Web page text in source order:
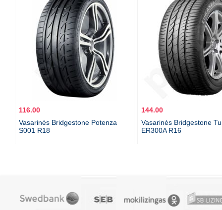
116.00
Vasarinės Bridgestone Potenza
S001 R18
144.00
Vasarinės Bridgestone
ER300A R16